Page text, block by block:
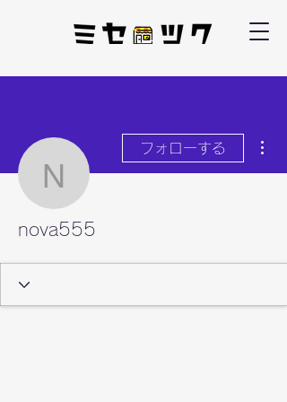
nova555
フォローする
nova555